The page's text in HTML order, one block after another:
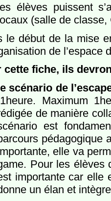
élèves puissent
(salle de
le début de la mise
de l’espace
cette fiche, ils
scénario de
Maximum
de manière
est
pédagogique
elle va
Pour les élèves
importante car elle
un élan et